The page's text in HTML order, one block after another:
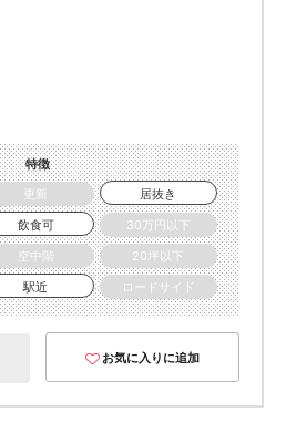
特徴
更新
居抜き
飲食可
30万円以下
空中階
20坪以下
駅近 ロードサイド
お気に入りに追加